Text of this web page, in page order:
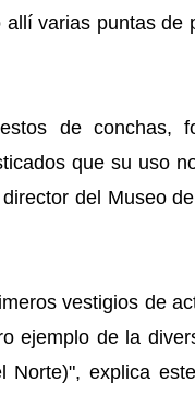
varias puntas de
de conchas,
que su uso
del Museo
vestigios de
ejemplo de la
Norte)", explica